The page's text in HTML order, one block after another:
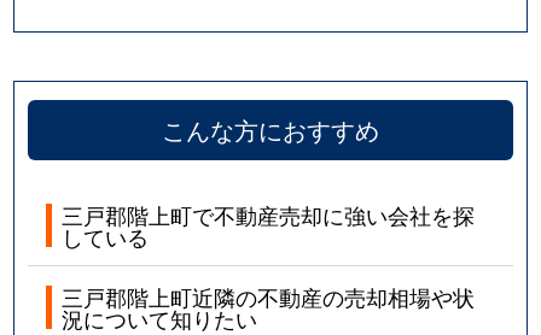
こんな方におすすめ
三戸郡階上町で不動産売却に強い会社を探
している
三戸郡階上町近隣の不動産の売却相場や状
況について知りたい